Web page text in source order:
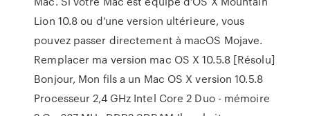
Lion 10.8 ou d’une version ultérieure, vous
pouvez passer directement à macOS Mojave.
Remplacer ma version mac OS X 10.5.8 [Résolu]
Bonjour, Mon fils a un Mac OS X version 10.5.8
Processeur 2,4 GHz Intel Core 2 Duo - mémoire